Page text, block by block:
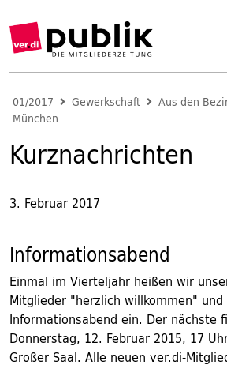
01/2017 Gewerkschaft Aus den
München
Kurznachrichten
3. Februar 2017
Informationsabend
Einmal im Vierteljahr heißen wir
Mitglieder "herzlich willkommen"
Informationsabend ein. Der nächste
Donnerstag, 12. Februar 2015, 17
Großer Saal. Alle neuen ver.di-